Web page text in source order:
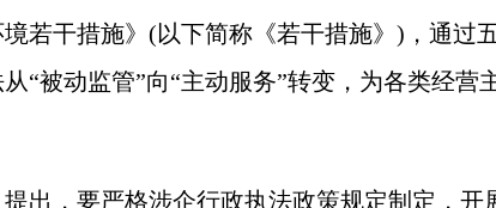
若干措施》(以下简称《若干措施》)，通过
“被动监管”向“主动服务”转变，为各类经营
，要严格涉企行政执法政策规定制定，开